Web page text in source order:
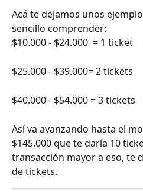
Acá te dejamos unos
sencillo comprender:
$10.000 - $24.000  = 1 ticket
$25.000 - $39.000= 2 tickets
$40.000 - $54.000 = 3 tickets
Así va avanzando hasta el
$145.000 que te daría 10
transacción mayor a eso, te
de tickets.